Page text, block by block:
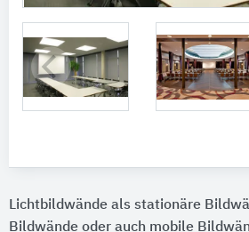
Lichtbildwände als stationäre
Bildwände oder auch mobile